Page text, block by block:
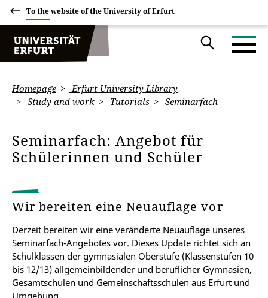
To the website of the University of Erfurt
Homepage
Erfurt University Library
Study and work
Tutorials Seminarfach
Seminarfach: Angebot für
Schülerinnen und Schüler
Wir bereiten eine Neuauflage vor
Derzeit bereiten wir eine veränderte Neuauflage unseres
Seminarfach-Angebotes vor. Dieses Update richtet sich an
Schulklassen der gymnasialen Oberstufe (Klassenstufen 10
bis 12/13) allgemeinbildender und beruflicher Gymnasien,
Gesamtschulen und Gemeinschaftsschulen aus Erfurt und
Umgebung.